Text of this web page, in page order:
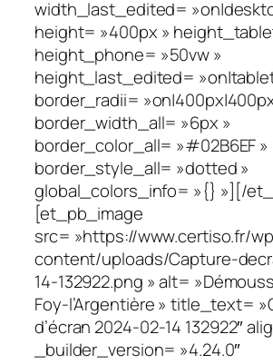
width_last_edited=
height= »400px »
height_phone= »50vw »
height_last_edited=
border_radii=
border_width_all= »6px »
border_color_all= »#02B6EF »
border_style_all= »dotted »
global_colors_info= »{} »][/
[et_pb_image
src= »https://www.certiso.fr/
content/uploads/Capture-
14-132922.png » alt=
Foy-l’Argentière » title_text=
d’écran 2024-02-14 132922″
_builder_version= »4.24.0″